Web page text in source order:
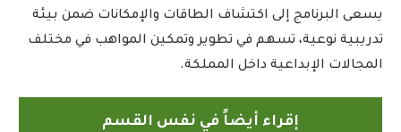
يسعى البرنامج إلى اكتشاف الطاقات والإمكانات ضمن بيئة
تدريبية نوعية، تسهم في تطوير وتمكين المواهب في مختلف
المجالات الإبداعية داخل المملكة.
إقراء أيضاً في نفس القسم